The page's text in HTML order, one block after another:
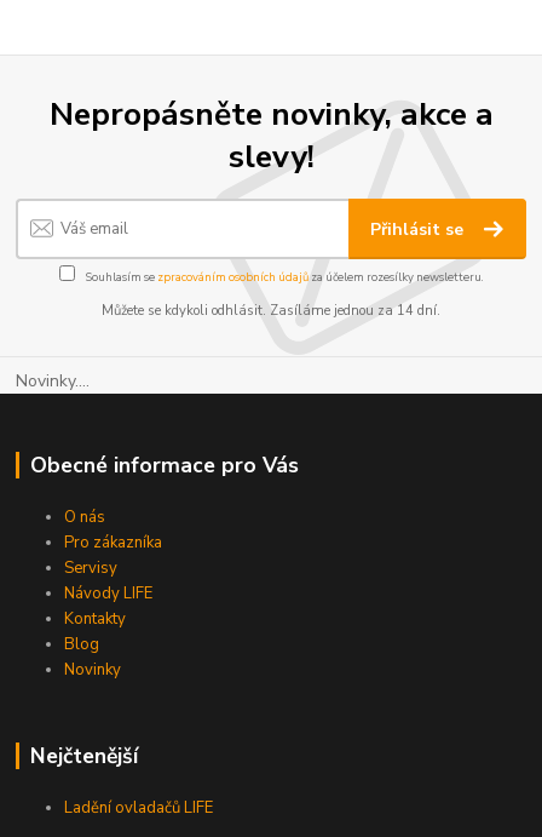
Nepropásněte novinky, akce a
slevy!
Přihlásit se
Souhlasím se zpracováním osobních údajůza účelem rozesílky newsletteru.
Můžete se kdykoli odhlásit. Zasíláme jednou za 14 dní.
Novinky....
Obecné informace pro Vás
O nás
Pro zákazníka
Servisy
Návody LIFE
Kontakty
Blog
Novinky
Nejčtenější
Ladění ovladačů LIFE